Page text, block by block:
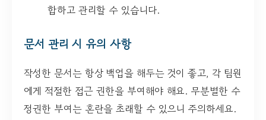
합하고 관리할 수 있습니다.
문서 관리 시 유의 사항
작성한 문서는 항상 백업을 해두는 것이 좋고, 각 팀원
에게 적절한 접근 권한을 부여해야 해요. 무분별한 수
정권한 부여는 혼란을 초래할 수 있으니 주의하세요.